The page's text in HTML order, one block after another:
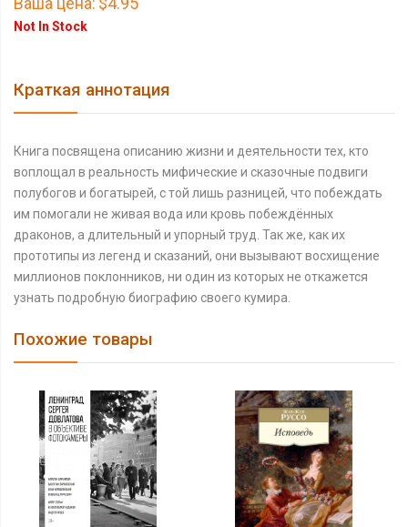
Not In Stock
Краткая аннотация
Книга посвящена описанию жизни и деятельности тех, кто
воплощал в реальность мифические и сказочные подвиги
полубогов и богатырей, с той лишь разницей, что побеждать
им помогали не живая вода или кровь побеждённых
драконов, а длительный и упорный труд. Так же, как их
прототипы из легенд и сказаний, они вызывают восхищение
миллионов поклонников, ни один из которых не откажется
узнать подробную биографию своего кумира.
Похожие товары